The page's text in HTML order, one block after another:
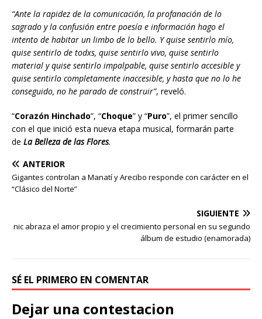
“Ante la rapidez de la comunicación, la profanación de lo
sagrado y la confusión entre poesía e información hago el
intento de habitar un limbo de lo bello. Y quise sentirlo mío,
quise sentirlo de todxs, quise sentirlo vivo, quise sentirlo
material y quise sentirlo impalpable, quise sentirlo accesible y
quise sentirlo completamente inaccesible, y hasta que no lo he
conseguido, no he parado de construir”, reveló.
“Corazón Hinchado”, “Choque” y “Puro”, el primer sencillo
con el que inició esta nueva etapa musical, formarán parte
de La Belleza de las Flores.
ANTERIOR
Gigantes controlan a Manatí y Arecibo responde con carácter en el
“Clásico del Norte”
SIGUIENTE
nic abraza el amor propio y el crecimiento personal en su segundo
álbum de estudio (enamorada)
SÉ EL PRIMERO EN COMENTAR
Dejar una contestacion